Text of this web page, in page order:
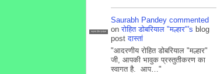
सदस्य टीम प्रबंधन
Saurabh Pandey commented
onरोहित डोबरियाल "मल्हार"'s blog
postदास्तां
"आदरणीय रोहित डोबरियाल "मल्हार"
जी, आपकी भावुक प्रस्तुतीकरण का
स्वागत है. आप…"